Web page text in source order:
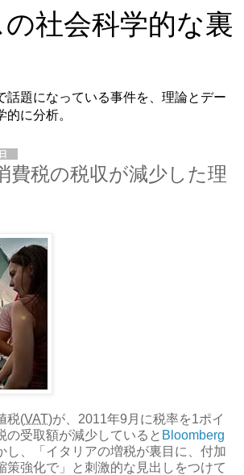
社会科学的な裏
話題になっている事件を、理論とデー
に分析。
費税の税収が減少した理
税(VAT)が、2011年9月に税率を1ポイ
の受取額が減少していると Bloomberg
し、「イタリアの増税が裏目に、付加
策強化で」と刺激的な見出しをつけて